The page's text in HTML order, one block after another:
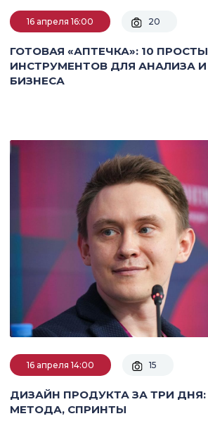
16 апреля 16:00 20
ГОТОВАЯ «АПТЕЧКА»: 10
ИНСТРУМЕНТОВ ДЛЯ АНАЛИЗА
БИЗНЕСА
16 апреля 14:00 15
ДИЗАЙН ПРОДУКТА ЗА ТРИ
МЕТОДА, СПРИНТЫ